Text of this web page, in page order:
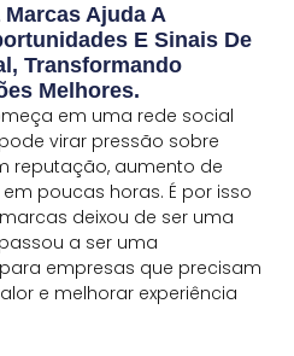
Ajuda A
E Sinais De
Transformando
Melhores.
em uma rede social
virar pressão sobre
reputação, aumento de
poucas horas. É por isso
deixou de ser uma
a ser uma
empresas que precisam
e melhorar experiência